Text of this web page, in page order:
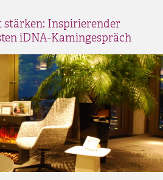
Inspirierender
iDNA-Kamingespräch